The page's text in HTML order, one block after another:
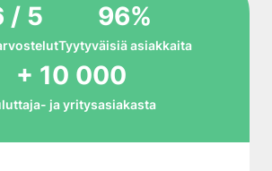
/ 5 96%
Tyytyväisiä asiakkaita
+ 10 000
ja yritysasiakasta